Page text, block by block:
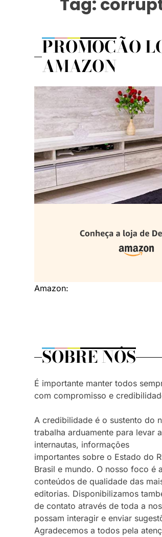
PROMOÇÃO
AMAZON
Amazon:
SOBRE NÓS
É importante manter todos
com compromisso e
A credibilidade é o sustento do
trabalha arduamente para levar
internautas, informações
importantes sobre o Estado do
Brasil e mundo. O nosso foco é
conteúdos de qualidade das
editorias. Disponibilizamos
de contato através de toda a
possam interagir e enviar
Agradecemos a todos pela